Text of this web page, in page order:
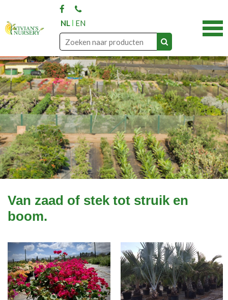
NL EN
Van zaad of stek tot struik en
boom.